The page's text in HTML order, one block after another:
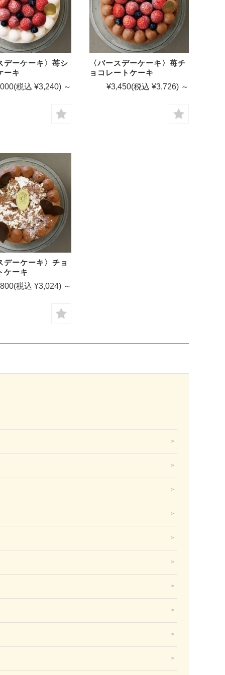
デーケーキ〉苺シ
ーキ
(税込 ¥3,240) ～
〈バースデーケーキ〉苺チ
ョコレートケーキ
¥3,450(税込 ¥3,726) ～
デーケーキ〉チョ
ケーキ
(税込 ¥3,024) ～